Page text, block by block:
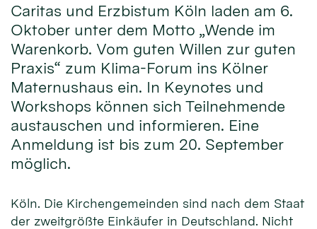
Caritas und Erzbistum Köln laden am 6.
Oktober unter dem Motto „Wende im
Warenkorb. Vom guten Willen zur guten
Praxis“ zum Klima-Forum ins Kölner
Maternushaus ein. In Keynotes und
Workshops können sich Teilnehmende
austauschen und informieren. Eine
Anmeldung ist bis zum 20. September
möglich.
Köln. Die Kirchengemeinden sind nach dem Staat
der zweitgrößte Einkäufer in Deutschland. Nicht